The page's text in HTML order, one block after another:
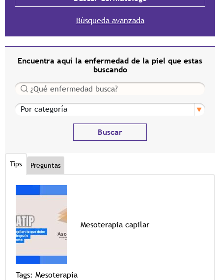
Búsqueda avanzada
Encuentra aquí la enfermedad de la piel que estas
buscando
Buscar
Por categoría
Tips Preguntas
Mesoterapia capilar
Tags: Mesoterapia